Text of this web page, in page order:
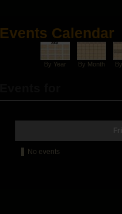
Events Calendar
By Year By Month
No events